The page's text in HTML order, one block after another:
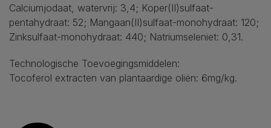
Calciumjodaat, watervrij: 3,4; Koper(II)sulfaat-
pentahydraat: 52; Mangaan(II)sulfaat-monohydraat: 120;
Zinksulfaat-monohydraat: 440; Natriumseleniet: 0,31.
Technologische Toevoegingsmiddelen:
Tocoferol extracten van plantaardige oliёn: 6mg/kg.